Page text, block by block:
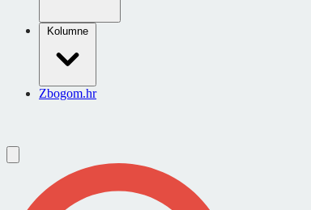
Kolumne
Zbogom.hr